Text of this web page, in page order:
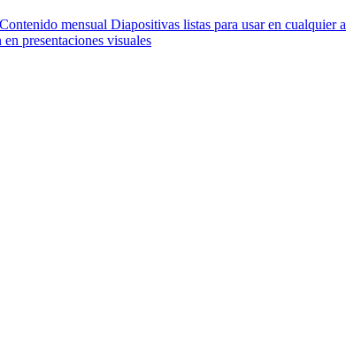
Contenido mensual Diapositivas listas para usar en cualquier
presentaciones visuales